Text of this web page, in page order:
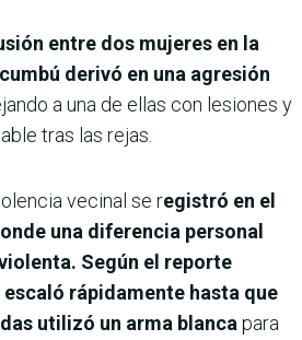
entre dos mujeres en la
derivó en una agresión
a una de ellas con lesiones y
tras las rejas.
vecinal se registró en el
una diferencia personal
Según el reporte
rápidamente hasta que
utilizó un arma blanca para